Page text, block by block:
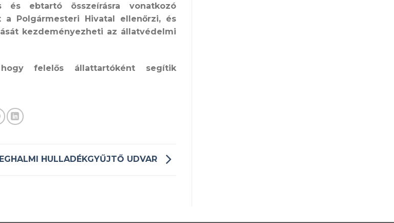
és ebtartó összeírásra vonatkozó
Polgármesteri Hivatal ellenőrzi, és
kezdeményezheti az állatvédelmi
hogy felelős állattartókéntsegítik
HULLADÉKGYŰJTŐ UDVAR